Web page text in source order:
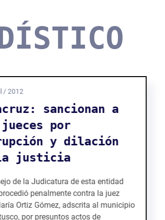
/ 2012
el "Comandante
presunto
financiero de
del Ejército mexicano detuvieron a
Domínguez Vélez, el Comandante
identificado como el presunto
financiero de Los Zetas en el sur de